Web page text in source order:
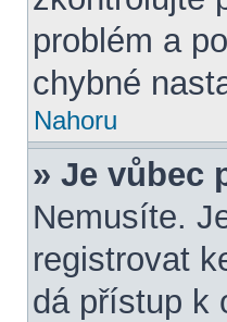
problém a
chybné
Nahoru
» Je vůbec
Nemusíte.
registrovat
dá přístup k